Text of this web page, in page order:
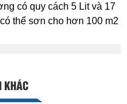
có quy cách 5 Lit và 17
thể sơn cho hơn 100 m2